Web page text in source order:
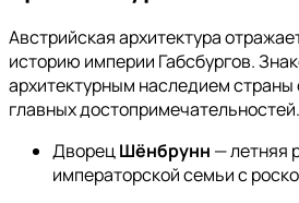
Австрийская архитектура
историю империи Габсбургов.
архитектурным наследием страны
главных достопримечательностей.
ДворецШёнбрунн — летняя
императорской семьи с